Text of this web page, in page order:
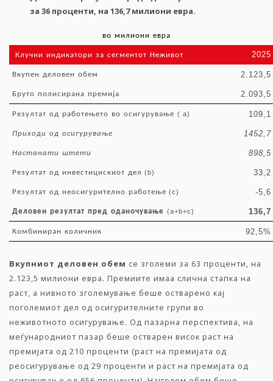
за 36 проценти, на 136,7милиони евра.
во милиони евра
Клучни индикатори за сегментот Неживот 2025
Вкупен деловен обем 2.123,5
Бруто полисирана премија 2.093,5
Резултат од работењето во осигурување ( a) 109,1
Приходи од осигурување 1452,7
Настанати штети 898,5
Резултат од инвестицискиот дел (b) 33,2
Резултат од неосигурително работење (c) -5,6
Деловен резултат пред оданочување (a+b+c) 136,7
Комбиниран количник 92,5%
Вкупниот деловен обем се зголеми за 63 проценти, на
2.123,5 милиони евра. Премиите имаа слична стапка на
раст, а нивното зголемување беше остварено кај
поголемиот дел од осигурителните групи во
неживотното осигурување. Од пазарна перспектива, на
меѓународниот пазар беше остварен висок раст на
премијата од 210 проценти (раст на премијата од
реосигурување од 29 проценти и раст на премијата од